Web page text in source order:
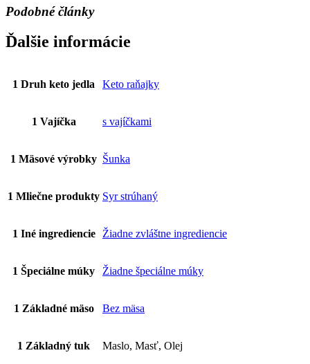
Podobné články
Ďalšie informácie
1 Druh keto jedla Keto raňajky
1 Vajíčka s vajíčkami
1 Mäsové výrobky Šunka
1 Mliečne produkty Syr strúhaný
1 Iné ingrediencie Žiadne zvláštne ingrediencie
1 Špeciálne múky Žiadne špeciálne múky
1 Základné mäso Bez mäsa
1 Základný tuk Maslo, Masť, Olej